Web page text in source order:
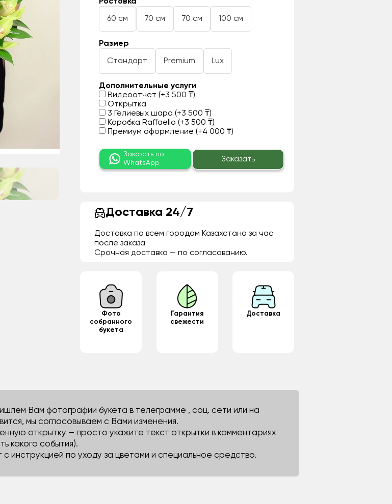
60 см 70 см 70 см 100 см
Размер
Стандарт Premium Lux
Дополнительные услуги
Видеоотчет (+3 500 ₸)
Открытка
3 Гелиевых шара (+3 500 ₸)
Коробка Raffaello (+3 500 ₸)
Премиум оформление (+4 000 ₸)
Заказать по
WhatsApp
Заказать
Доставка 24/7
Доставка по всем городам Казахстана за час
после заказа
Срочная доставка — по согласованию.
Фото
собранного
букета
Гарантия
свежести
Доставка
Вам фотографии букета в телеграмме , соц. сети или на
мы согласовываем с Вами изменения.
открытку — просто укажите текст открытки в комментариях
какого события).
с инструкцией по уходу за цветами и специальное средство.